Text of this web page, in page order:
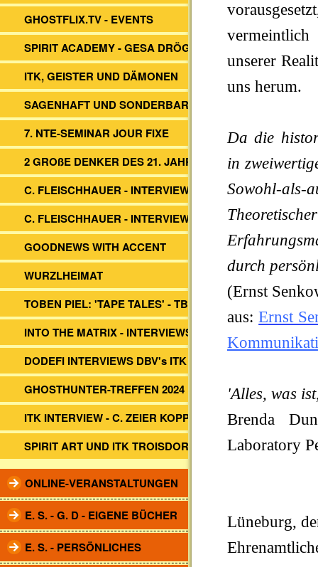
GHOSTFLIX.TV - EVENTS
SPIRIT ACADEMY - GESA DRÖGE
ITK, GEISTER UND DÄMONEN
SAGENHAFT UND SONDERBAR
7. NTE-SEMINAR JOUR FIXE
2 GROßE DENKER DES 21. JAHRH.
C. FLEISCHHAUER - INTERVIEW ITK
C. FLEISCHHAUER - INTERVIEW DBV
GOODNEWS WITH ACCENT
WURZLHEIMAT
TOBEN PIEL: 'TAPE TALES' - TBS -
INTO THE MATRIX - INTERVIEWS
DODEFI INTERVIEWS DBV's ITK
GHOSTHUNTER-TREFFEN 2024
ITK INTERVIEW - C. ZEIER KOPP
SPIRIT ART UND ITK TROISDORF
ONLINE-VERANSTALTUNGEN
E. S. - G. D - EIGENE BÜCHER
E. S. - PERSÖNLICHES
unserer
uns herum.
Da die
in
Sowohl-
durch
(Ernst
aus:Ernst
'Alles, was
Brenda
Laboratory
Lüneburg,